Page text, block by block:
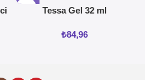
Tessa Gel 32 ml
₺84,96